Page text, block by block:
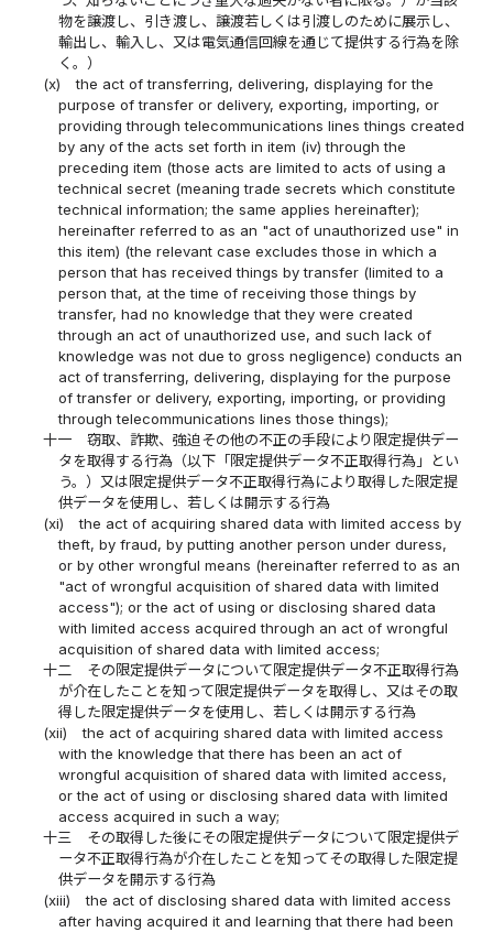
物を譲渡し、引き渡し、譲渡若しくは引渡しのために展示し、
輸出し、輸入し、又は電気通信回線を通じて提供する行為を除
く。）
(x)
the act of transferring, delivering, displaying for the
purpose of transfer or delivery, exporting, importing, or
providing through telecommunications lines things created
by any of the acts set forth in item (iv) through the
preceding item (those acts are limited to acts of using a
technical secret (meaning trade secrets which constitute
technical information; the same applies hereinafter);
hereinafter referred to as an "act of unauthorized use" in
this item) (the relevant case excludes those in which a
person that has received things by transfer (limited to a
person that, at the time of receiving those things by
transfer, had no knowledge that they were created
through an act of unauthorized use, and such lack of
knowledge was not due to gross negligence) conducts an
act of transferring, delivering, displaying for the purpose
of transfer or delivery, exporting, importing, or providing
through telecommunications lines those things);
十一
窃取、詐欺、強迫その他の不正の手段により限定提供デー
タを取得する行為（以下「限定提供データ不正取得行為」とい
う。）又は限定提供データ不正取得行為により取得した限定提
供データを使用し、若しくは開示する行為
(xi)
the act of acquiring shared data with limited access by
theft, by fraud, by putting another person under duress,
or by other wrongful means (hereinafter referred to as an
"act of wrongful acquisition of shared data with limited
access"); or the act of using or disclosing shared data
with limited access acquired through an act of wrongful
acquisition of shared data with limited access;
十二
その限定提供データについて限定提供データ不正取得行為
が介在したことを知って限定提供データを取得し、又はその取
得した限定提供データを使用し、若しくは開示する行為
(xii)
the act of acquiring shared data with limited access
with the knowledge that there has been an act of
wrongful acquisition of shared data with limited access,
or the act of using or disclosing shared data with limited
access acquired in such a way;
十三
その取得した後にその限定提供データについて限定提供デ
ータ不正取得行為が介在したことを知ってその取得した限定提
供データを開示する行為
(xiii)
the act of disclosing shared data with limited access
after having acquired it and learning that there had been